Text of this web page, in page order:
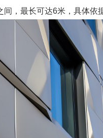
，最长可达6米，具体依